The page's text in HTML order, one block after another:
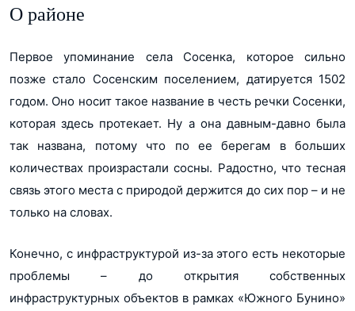
О районе
Первое упоминание села Сосенка, которое сильно
позже стало Сосенским поселением, датируется 1502
годом. Оно носит такое название в честь речки Сосенки,
которая здесь протекает. Ну а она давным-давно была
так названа, потому что по ее берегам в больших
количествах произрастали сосны. Радостно, что тесная
связь этого места с природой держится до сих пор – и не
только на словах.
Конечно, с инфраструктурой из-за этого есть некоторые
проблемы – до открытия собственных
инфраструктурных объектов в рамках «Южного Бунино»